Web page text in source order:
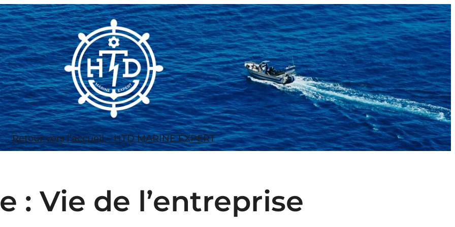
Retour vers l’accueil – HTD MARINE EXPERT
:Vie de l’entreprise